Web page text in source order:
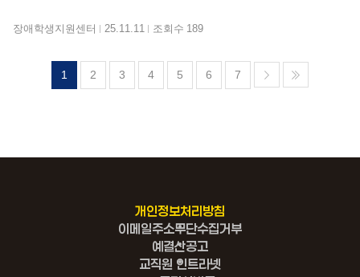
장애학생지원센터 25.11.11 조회수 189
1 2 3 4 5 6 7
개인정보처리방침
이메일주소무단수집거부
예결산공고
교직원 인트라넷